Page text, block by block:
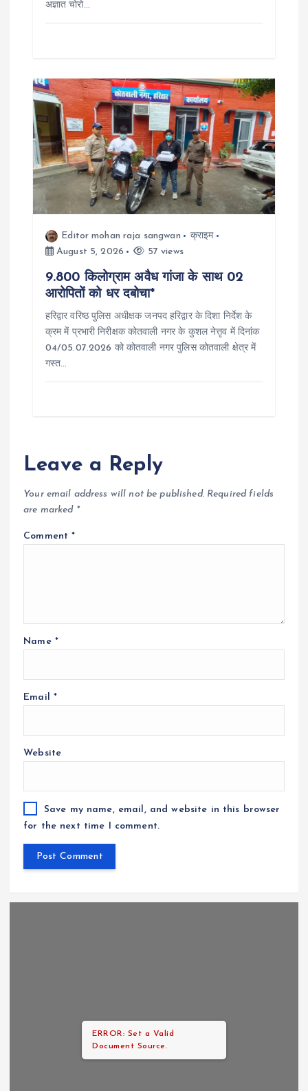
अज्ञात चोरो…
Editor mohan raja sangwan
क्राइम
August 5, 2026
57 views
9.800 किलोग्राम अवैध गांजा के साथ 02
आरोपितों को धर दबोचा*
हरिद्वार वरिष्ठ पुलिस अधीक्षक जनपद हरिद्वार के दिशा निर्देश के
क्रम में प्रभारी निरीक्षक कोतवाली नगर के कुशल नेत्तृव में दिनांक
04/05.07.2026 को कोतवाली नगर पुलिस कोतवाली क्षेत्र में
गस्त…
Leave a Reply
Your email address will not be published. Required fields
are marked *
Comment*
Name *
Email *
Website
Save my name, email, and website in this browser
for the next time I comment.
ERROR: Set a Valid
Document Source.